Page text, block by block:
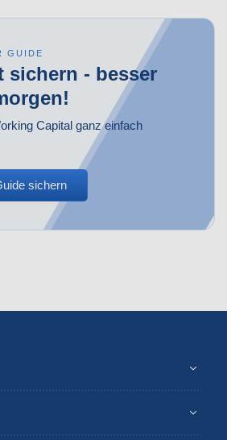
GUIDE
sichern - besser
Capital ganz einfach
sichern